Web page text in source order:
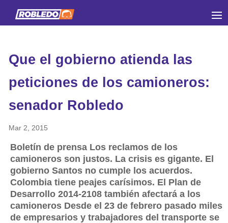
Que el gobierno atienda las
peticiones de los camioneros:
senador Robledo
Mar 2, 2015
Boletín de prensa Los reclamos de los
camioneros son justos. La crisis es gigante. El
gobierno Santos no cumple los acuerdos.
Colombia tiene peajes carísimos. El Plan de
Desarrollo 2014-2108 también afectará a los
camioneros Desde el 23 de febrero pasado miles
de empresarios y trabajadores del transporte se